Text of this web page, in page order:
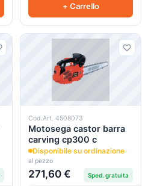
+ Carrello
Cod.Art. 4508073
Motosega castor barra
carving cp300 c
Disponibile su ordinazione
al pezzo
271,60 € Sped. gratuita